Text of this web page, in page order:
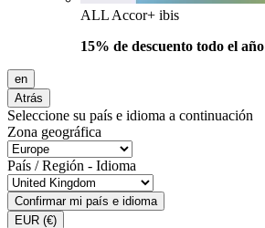
ALL Accor+ ibis
15% de descuento todo el año
en
Atrás
Seleccione su país e idioma a continuación
Zona geográfica
País / Región - Idioma
Confirmar mi país e idioma
EUR (€)